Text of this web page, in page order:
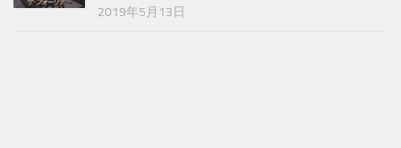
2019年5月13日